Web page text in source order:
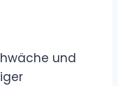
und